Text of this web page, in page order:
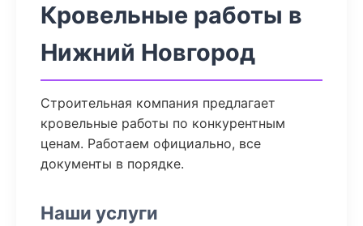
Кровельные работы в
Нижний Новгород
Строительная компания предлагает
кровельные работы по конкурентным
ценам. Работаем официально, все
документы в порядке.
Наши услуги